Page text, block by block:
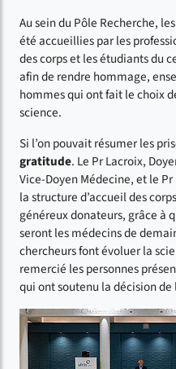
Au sein du Pôle Recherche,
été accueillies par les
des corps et les étudiants du
afin de rendre hommage,
hommes qui ont fait le choix
science.
Si l’on pouvait résumer les
gratitude. Le Pr Lacroix,
Vice-Doyen Médecine, et le
la structure d’accueil des
généreux donateurs, grâce à
seront les médecins de
chercheurs font évoluer la
remercié les personnes
qui ont soutenu la décision de